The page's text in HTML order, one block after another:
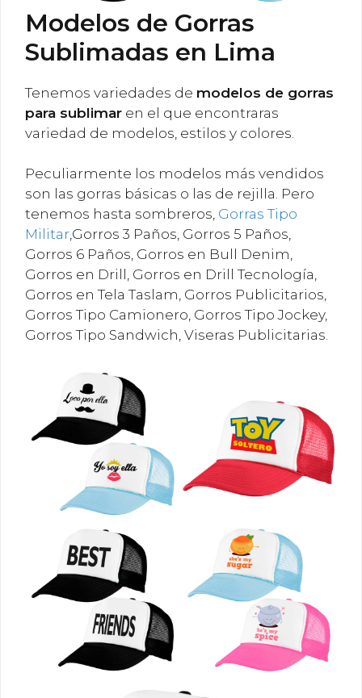
Modelos de Gorras
Sublimadas en Lima
Tenemos variedades de modelos de gorras
para sublimar en el que encontraras
variedad de modelos, estilos y colores.
Peculiarmente los modelos más vendidos
son las gorras básicas o las de rejilla. Pero
tenemos hasta sombreros, Gorras Tipo
Militar,Gorros 3 Paños, Gorros 5 Paños,
Gorros 6 Paños, Gorros en Bull Denim,
Gorros en Drill, Gorros en Drill Tecnología,
Gorros en Tela Taslam, Gorros Publicitarios,
Gorros Tipo Camionero, Gorros Tipo Jockey,
Gorros Tipo Sandwich, Viseras Publicitarias.